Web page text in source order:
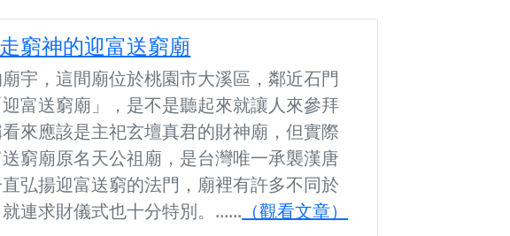
窮神的迎富送窮廟
宇，這間廟位於桃園市大溪區，鄰近石門
富送窮廟」，是不是聽起來就讓人來參拜
來應該是主祀玄壇真君的財神廟，但實際
窮廟原名天公祖廟，是台灣唯一承襲漢唐
弘揚迎富送窮的法門，廟裡有許多不同於
連求財儀式也十分特別。...... （觀看文章）